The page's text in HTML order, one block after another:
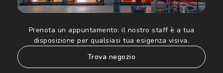
Prenota un appuntamento: il nostro staff è a tua
disposizione per qualsiasi tua esigenza visiva.
trova negozio